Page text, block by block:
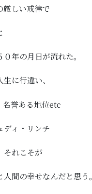
厳しい戒律で
年の月日が流れた。
に行違い、
名誉ある地位etc
ディ・リンチ
それこそが
人間の幸せなんだと思う。